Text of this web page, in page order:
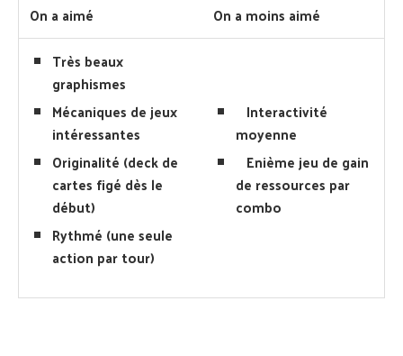
On a aimé
On a moins aimé
Très beaux
graphismes
Mécaniques de jeux
intéressantes
Originalité (deck de
cartes figé dès le
début)
Rythmé (une seule
action par tour)
Interactivité
moyenne
Enième jeu de gain
de ressources par
combo